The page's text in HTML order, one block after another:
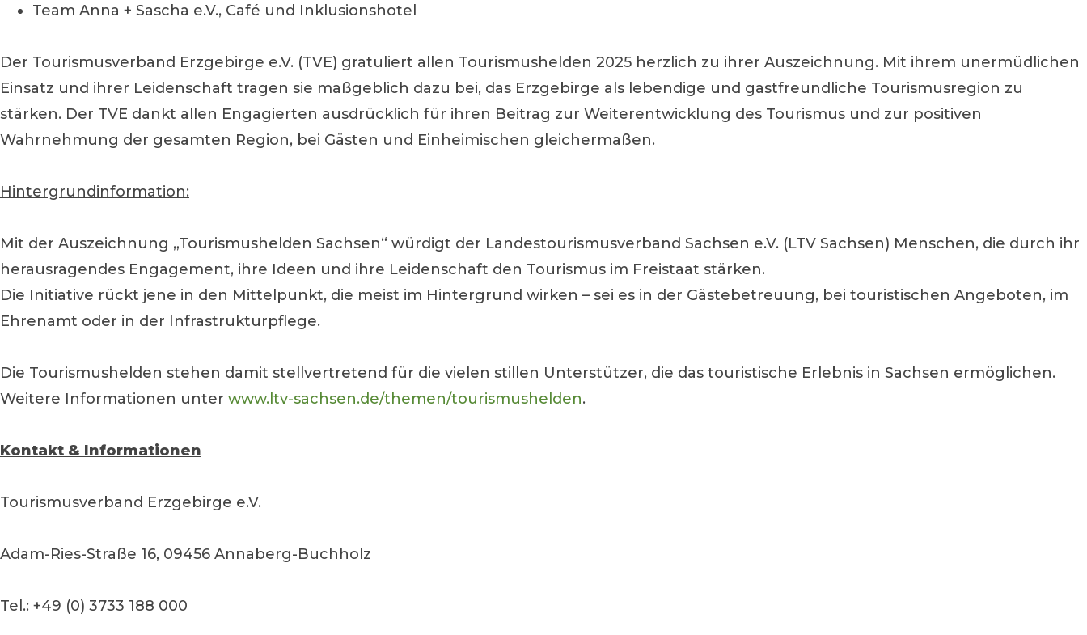
Team Anna + Sascha e.V., Café und Inklusionshotel
Der Tourismusverband Erzgebirge e.V. (TVE) gratuliert allen Tourismushelden 2025 herzlich zu ihrer Auszeichnung. Mit ihrem unermüdlichen
Einsatz und ihrer Leidenschaft tragen sie maßgeblich dazu bei, das Erzgebirge als lebendige und gastfreundliche Tourismusregion zu
stärken. Der TVE dankt allen Engagierten ausdrücklich für ihren Beitrag zur Weiterentwicklung des Tourismus und zur positiven
Wahrnehmung der gesamten Region, bei Gästen und Einheimischen gleichermaßen.
Hintergrundinformation:
Mit der Auszeichnung „Tourismushelden Sachsen“ würdigt der Landestourismusverband Sachsen e.V. (LTV Sachsen) Menschen, die durch ihr
herausragendes Engagement, ihre Ideen und ihre Leidenschaft den Tourismus im Freistaat stärken.
Die Initiative rückt jene in den Mittelpunkt, die meist im Hintergrund wirken – sei es in der Gästebetreuung, bei touristischen Angeboten, im
Ehrenamt oder in der Infrastrukturpflege.
Die Tourismushelden stehen damit stellvertretend für die vielen stillen Unterstützer, die das touristische Erlebnis in Sachsen ermöglichen.
Weitere Informationen unter www.ltv-sachsen.de/themen/tourismushelden.
Kontakt & Informationen
Tourismusverband Erzgebirge e.V.
Adam-Ries-Straße 16, 09456 Annaberg-Buchholz
Tel.: +49 (0) 3733 188 000